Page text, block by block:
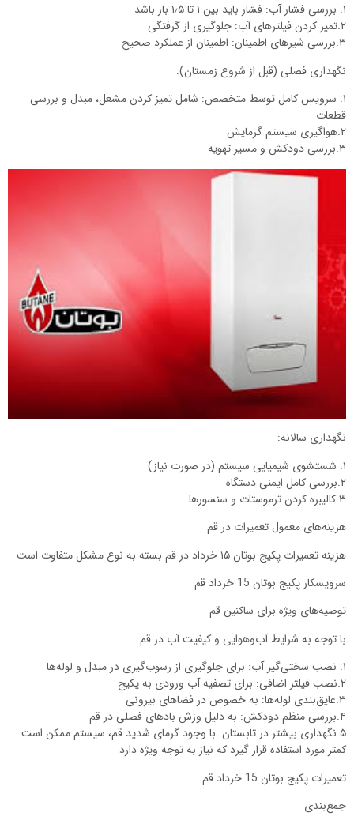
۱. بررسی فشار آب: فشار باید بین ۱ تا ۱٫۵ بار باشد
۲.تمیز کردن فیلترهای آب: جلوگیری از گرفتگی
۳.بررسی شیرهای اطمینان: اطمینان از عملکرد صحیح
نگهداری فصلی (قبل از شروع زمستان):
۱. سرویس کامل توسط متخصص: شامل تمیز کردن مشعل، مبدل و بررسی
قطعات
۲.هواگیری سیستم گرمایش
۳.بررسی دودکش و مسیر تهویه
نگهداری سالانه:
۱. شستشوی شیمیایی سیستم (در صورت نیاز)
۲.بررسی کامل ایمنی دستگاه
۳.کالیبره کردن ترموستات و سنسورها
هزینه‌های معمول تعمیرات در قم
هزینه تعمیرات پکیج بوتان ۱۵ خرداد در قم بسته به نوع مشکل متفاوت است
سرویسکار پکیج بوتان 15 خرداد قم
توصیه‌های ویژه برای ساکنین قم
با توجه به شرایط آب‌وهوایی و کیفیت آب در قم:
۱. نصب سختی‌گیر آب: برای جلوگیری از رسوب‌گیری در مبدل و لوله‌ها
۲.نصب فیلتر اضافی: برای تصفیه آب ورودی به پکیج
۳.عایق‌بندی لوله‌ها: به خصوص در فضاهای بیرونی
۴.بررسی منظم دودکش: به دلیل وزش بادهای فصلی در قم
۵.نگهداری بیشتر در تابستان: با وجود گرمای شدید قم، سیستم ممکن است
کمتر مورد استفاده قرار گیرد که نیاز به توجه ویژه دارد
تعمیرات پکیج بوتان 15 خرداد قم
جمع‌بندی